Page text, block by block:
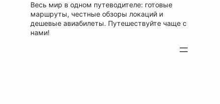
Весь мир в одном путеводителе: готовые
маршруты, честные обзоры локаций и
дешевые авиабилеты. Путешествуйте чаще с
нами!